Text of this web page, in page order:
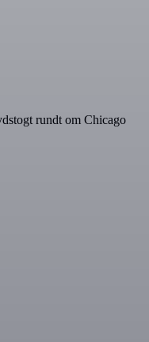
rundt om Chicago